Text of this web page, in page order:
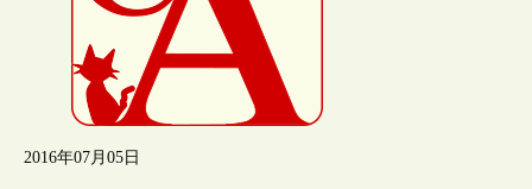
2016年07月05日